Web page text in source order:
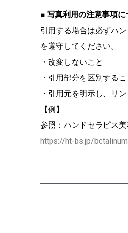
■ 写真利用の注意事項に
引用する場合は必ずハ
を遵守してください。
・改変しないこと
・引用部分を区別するこ
・引用元を明示し、リ
【例】
参照：ハンドセラピス
https://ht-bs.jp/